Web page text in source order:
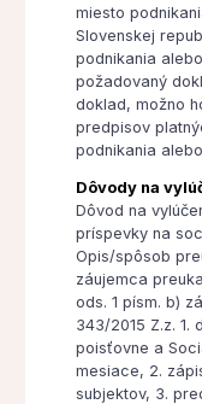
miesto
Slovenskej
podnikania
požadovaný
doklad, možno
predpisov
podnikania
Dôvody na
Dôvod na
príspevky na
Opis/spôsob
záujemca
ods. 1 písm. b)
343/2015 Z.z. 1.
poisťovne a
mesiace, 2.
subjektov, 3.